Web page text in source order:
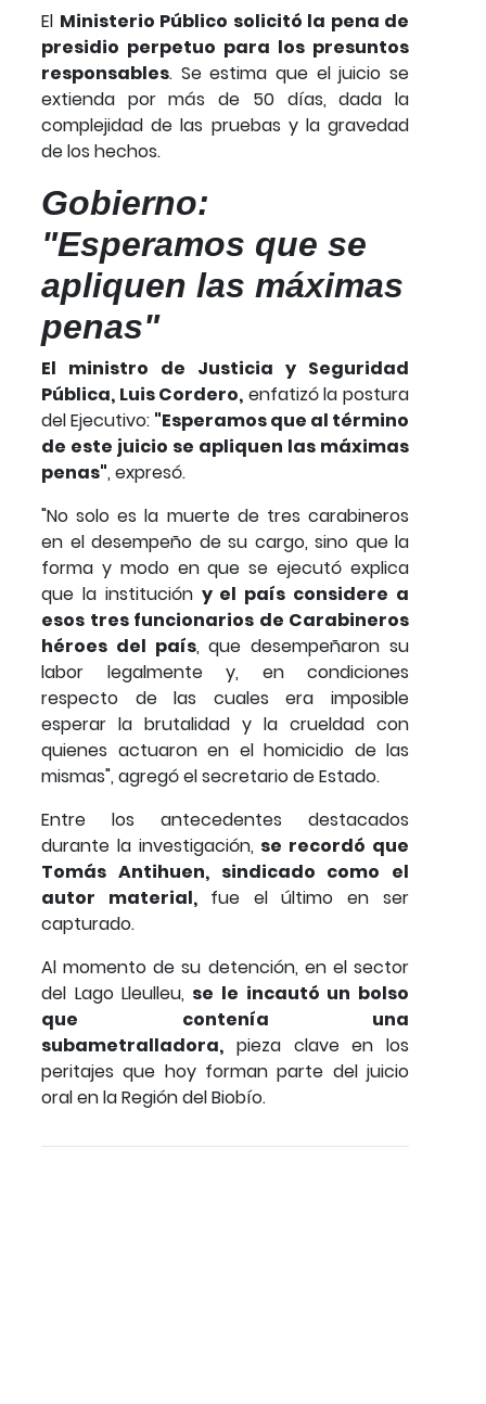
El Ministerio Público solicitó la pena de
presidio perpetuo para los presuntos
responsables. Se estima que el juicio se
extienda por más de 50 días, dada la
complejidad de las pruebas y la gravedad
de los hechos.
Gobierno:
"Esperamos que se
apliquen las máximas
penas"
El ministro de Justicia y Seguridad
Pública, Luis Cordero, enfatizó la postura
del Ejecutivo: "Esperamos que al término
de este juicio se apliquen las máximas
penas", expresó.
"No solo es la muerte de tres carabineros
en el desempeño de su cargo, sino que la
forma y modo en que se ejecutó explica
que la institución y el país considere a
esos tres funcionarios de Carabineros
héroes del país, que desempeñaron su
labor legalmente y, en condiciones
respecto de las cuales era imposible
esperar la brutalidad y la crueldad con
quienes actuaron en el homicidio de las
mismas", agregó el secretario de Estado.
Entre los antecedentes destacados
durante la investigación, se recordó que
Tomás Antihuen, sindicado como el
autor material, fue el último en ser
capturado.
Al momento de su detención, en el sector
del Lago Lleulleu, se le incautó un bolso
que contenía una
subametralladora, pieza clave en los
peritajes que hoy forman parte del juicio
oral en la Región del Biobío.